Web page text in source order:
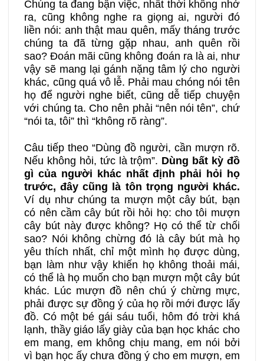
Chúng ta đang bận việc, nhất thời không nhớ
ra, cũng không nghe ra giọng ai, người đó
liền nói: anh thật mau quên, mấy tháng trước
chúng ta đã từng gặp nhau, anh quên rồi
sao? Đoán mãi cũng không đoán ra là ai, như
vậy sẽ mang lại gánh nặng tâm lý cho người
khác, cũng quá vô lễ. Phải mau chóng nói tên
họ để người nghe biết, cũng dễ tiếp chuyện
với chúng ta. Cho nên phải “nên nói tên”, chứ
“nói ta, tôi” thì “không rõ ràng”.
Câu tiếp theo “Dùng đồ người, cần mượn rõ.
Nếu không hỏi, tức là trộm”. Dùng bất kỳ đồ
gì của người khác nhất định phải hỏi họ
trước, đây cũng là tôn trọng người khác.
Ví dụ như chúng ta mượn một cây bút, bạn
có nên cầm cây bút rồi hỏi họ: cho tôi mượn
cây bút này được không? Họ có thể từ chối
sao? Nói không chừng đó là cây bút mà họ
yêu thích nhất, chỉ một mình họ được dùng,
bạn làm như vậy khiến họ không thoải mái,
có thể là họ muốn cho bạn mượn một cây bút
khác. Lúc mượn đồ nên chú ý chừng mực,
phải được sự đồng ý của họ rồi mới được lấy
đồ. Có một bé gái sáu tuổi, hôm đó trời khá
lạnh, thầy giáo lấy giày của bạn học khác cho
em mang, em không chịu mang, em nói bởi
vì bạn học ấy chưa đồng ý cho em mượn, em